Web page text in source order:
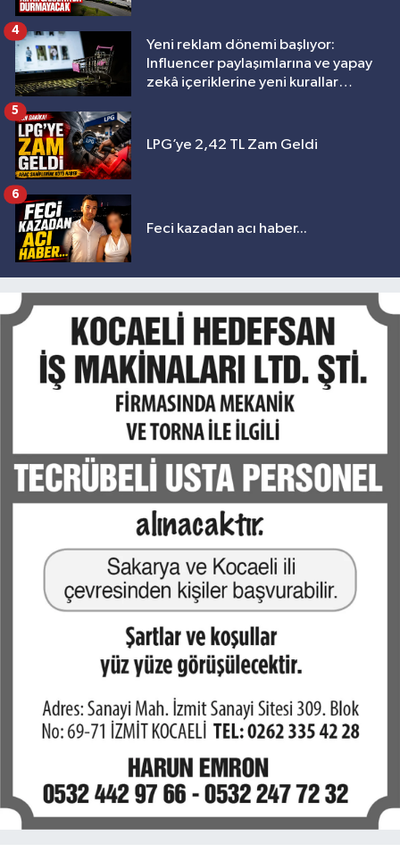
Yeni reklam dönemi başlıyor:
Influencer paylaşımlarına ve yapay
zekâ içeriklerine yeni kurallar
4
LPG’ye 2,42 TL Zam Geldi
5
Feci kazadan acı haber...
6